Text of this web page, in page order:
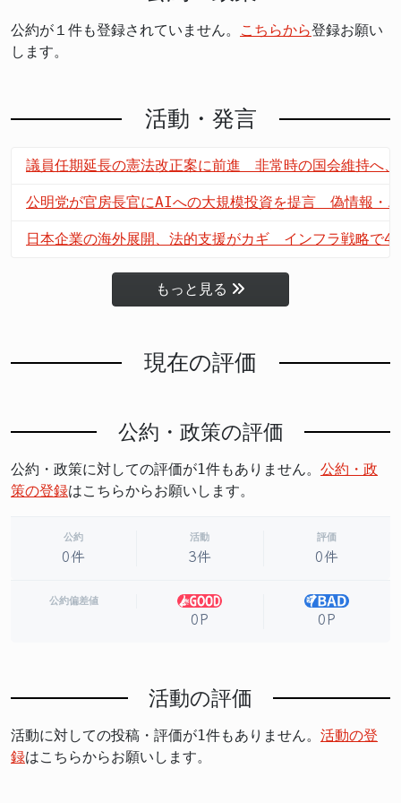
公約が１件も登録されていません。 こちらから登録お願い
します。
活動・発言
議員任期延長の憲法改正案に前進 非常時の国会維持へ
公明党が官房長官にAIへの大規模投資を提言 偽情報・
日本企業の海外展開、法的支援がカギ インフラ戦略で
もっと見る
現在の評価
公約・政策の評価
公約・政策に対しての評価が1件もありません。 公約・政
策の登録はこちらからお願いします。
公約
0件
活動
3件
評価
0件
公約偏差値
0P 0P
活動の評価
活動に対しての投稿・評価が1件もありません。 活動の登
録はこちらからお願いします。